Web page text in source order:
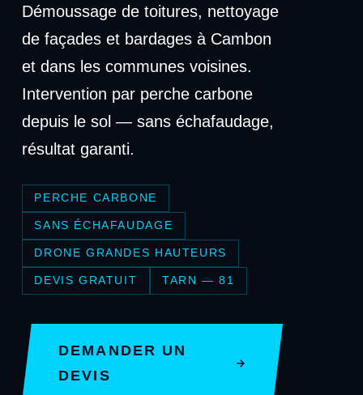
Démoussage de toitures, nettoyage
de façades et bardages à Cambon
et dans les communes voisines.
Intervention par perche carbone
depuis le sol — sans échafaudage,
résultat garanti.
PERCHE CARBONE
SANS ÉCHAFAUDAGE
DRONE GRANDES HAUTEURS
DEVIS GRATUIT TARN — 81
DEMANDER UN
DEVIS